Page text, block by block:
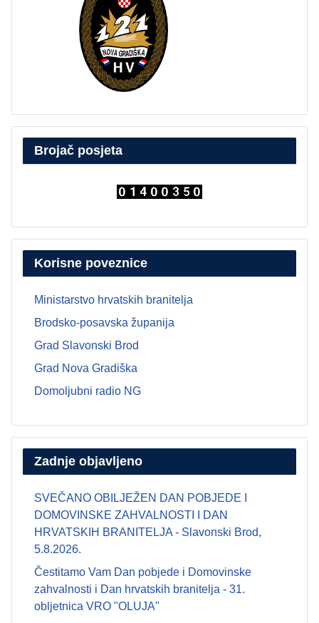
Brojač posjeta
Korisne poveznice
Ministarstvo hrvatskih branitelja
Brodsko-posavska županija
Grad Slavonski Brod
Grad Nova Gradiška
Domoljubni radio NG
Zadnje objavljeno
SVEČANO OBILJEŽEN DAN POBJEDE I
DOMOVINSKE ZAHVALNOSTI I DAN
HRVATSKIH BRANITELJA - Slavonski Brod,
5.8.2026.
Čestitamo Vam Dan pobjede i Domovinske
zahvalnosti i Dan hrvatskih branitelja - 31.
obljetnica VRO "OLUJA"